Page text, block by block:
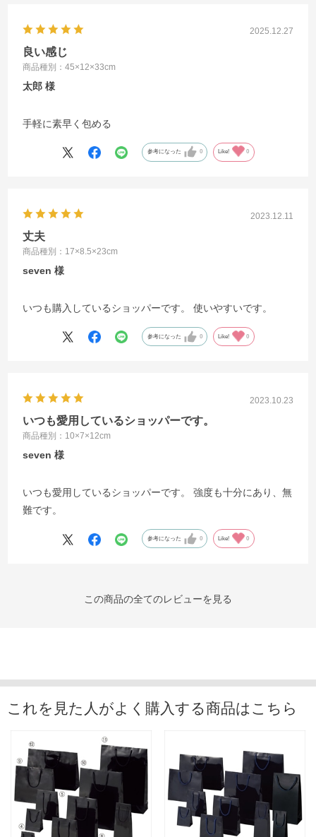
2025.12.27
良い感じ
商品種別：45×12×33cm
太郎
手軽に素早く包める
参考になった 0 Like! 0
2023.12.11
丈夫
商品種別：17×8.5×23cm
seven
いつも購入しているショッパーです。 使いやすいです。
参考になった 0 Like! 0
2023.10.23
いつも愛用しているショッパーです。
商品種別：10×7×12cm
seven
いつも愛用しているショッパーです。 強度も十分にあり、無
難です。
参考になった 0 Like! 0
この商品の全てのレビューを見る
これを見た人がよく購入する商品はこちら